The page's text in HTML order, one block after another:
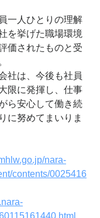
一人ひとりの理解
を挙げた職場環境
価されたものと受
社は、今後も社員
限に発揮し、仕事
ら安心して働き続
に努めてまいりま
nara-
contents/0025416